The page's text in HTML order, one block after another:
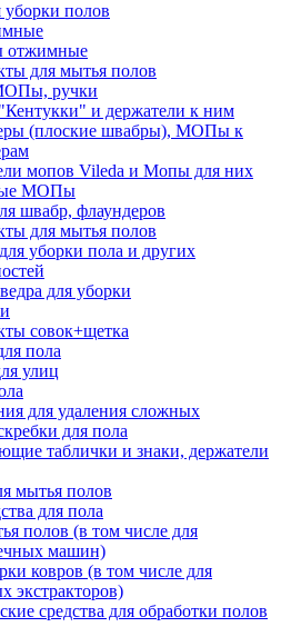
уборки полов
отжимные
для мытья полов
ручки
и держатели к ним
(плоские швабры), МОПы к
мопов Vileda и Мопы для них
МОПы
швабр, флаундеров
для мытья полов
уборки пола и других
для уборки
совок+щетка
пола
улиц
для удаления сложных
для пола
таблички и знаки, держатели
мытья полов
для пола
полов (в том числе для
машин)
ковров (в том числе для
экстракторов)
средства для обработки полов